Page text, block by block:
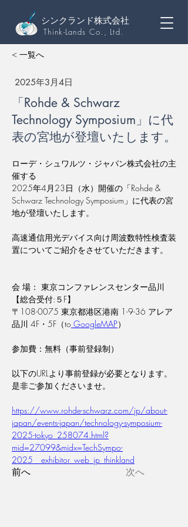
シンクランド株式会社
Think-Lands Co., Ltd.
< 一覧へ
2025年3月4日
「Rohde & Schwarz
Technology Symposium」に代
表の宮地が登壇いたします。
ローデ・シュワルツ・ジャパン株式会社の主
催する
2025年4月23日（水）開催の「Rohde &
Schwarz Technology Symposium」に代表の宮
地が登壇いたします。
高速通信用光デバイス向け周波数特性検査装
置についてご紹介をさせていただきます。
会 場： 東京コンファレンスセンター品川
【総合受付:５F】
〒108-0075 東京都港区港南 1-9-36 アレア
品川 4F・5F（to GoogleMAP）
参加費：無料（事前登録制）
以下のURLより事前登録が必要となります。
是非ご参加くださいませ。
https://www.rohde-schwarz.com/jp/about-
japan/events-japan/technology-symposium-
2025-tokyo_258074.html?
mid=27099&midx=TechSympo-
2025__exhibitor_web_jp_thinkland
前へ
次へ